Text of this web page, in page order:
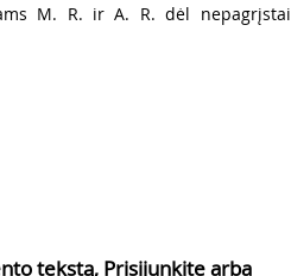
M. R. ir A. R. dėl nepagrįstai
tekstą, Prisijunkite arba